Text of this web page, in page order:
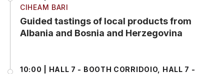
CIHEAM BARI
Guided tastings of local products from
Albania and Bosnia and Herzegovina
10:00 | HALL 7 - BOOTH CORRIDOIO, HALL 7 -